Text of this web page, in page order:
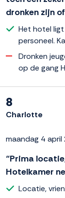
dronken zijn
Het hotel
personeel.
Dronken
op de gang
8
Charlotte
maandag 4 april
“Prima
Hotelkamer
Locatie,